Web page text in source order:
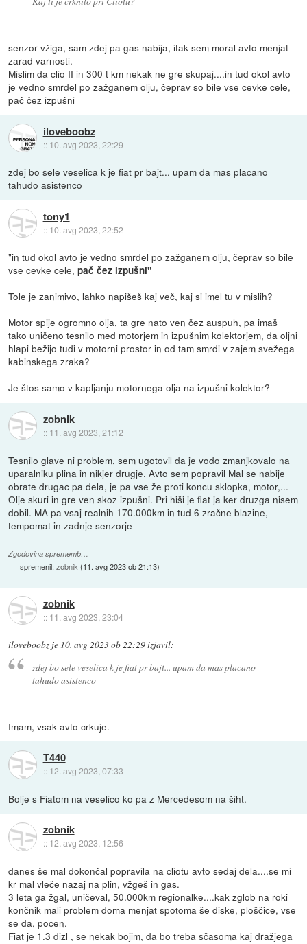
senzor vžiga, sam zdej pa gas nabija, itak sem moral avto menjat
zarad varnosti.
Mislim da clio II in 300 t km nekak ne gre skupaj....in tud okol avto
je vedno smrdel po zažganem olju, čeprav so bile vse cevke cele,
pač čez izpušni
iloveboobz
:: 10. avg 2023, 22:29
zdej bo sele veselica k je fiat pr bajt... upam da mas placano
tahudo asistenco
tony1
:: 10. avg 2023, 22:52
"in tud okol avto je vedno smrdel po zažganem olju, čeprav so bile
vse cevke cele,pač čez izpušni"
Tole je zanimivo, lahko napišeš kaj več, kaj si imel tu v mislih?
Motor spije ogromno olja, ta gre nato ven čez auspuh, pa imaš
tako uničeno tesnilo med motorjem in izpušnim kolektorjem, da oljni
hlapi bežijo tudi v motorni prostor in od tam smrdi v zajem svežega
kabinskega zraka?
Je štos samo v kapljanju motornega olja na izpušni kolektor?
zobnik
:: 11. avg 2023, 21:12
Tesnilo glave ni problem, sem ugotovil da je vodo zmanjkovalo na
uparalniku plina in nikjer drugje. Avto sem popravil Mal se nabije
obrate drugac pa dela, je pa vse že proti koncu sklopka, motor,...
Olje skuri in gre ven skoz izpušni. Pri hiši je fiat ja ker druzga nisem
dobil. MA pa vsaj realnih 170.000km in tud 6 zračne blazine,
tempomat in zadnje senzorje
Zgodovina sprememb…
spremenil:zobnik (11. avg 2023 ob 21:13)
zobnik
:: 11. avg 2023, 23:04
iloveboobz je 10. avg 2023 ob 22:29izjavil:
zdej bo sele veselica k je fiat pr bajt... upam da mas placano
tahudo asistenco
Imam, vsak avto crkuje.
T440
:: 12. avg 2023, 07:33
Bolje s Fiatom na veselico ko pa z Mercedesom na šiht.
zobnik
:: 12. avg 2023, 12:56
danes še mal dokončal popravila na cliotu avto sedaj dela....se mi
kr mal vleče nazaj na plin, vžgeš in gas.
3 leta ga žgal, uničeval, 50.000km regionalke....kak zglob na roki
končnik mali problem doma menjat spotoma še diske, ploščice, vse
se da, pocen.
Fiat je 1.3 dizl , se nekak bojim, da bo treba sčasoma kaj dražjega